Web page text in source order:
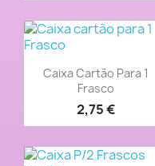
Vista rápida
Caixa Cartão Para 1
Frasco
2,75 €